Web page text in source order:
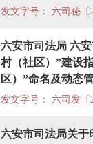
发文字号： 六司秘〔
六安市司法局 六
村（社区）”建设
区）”命名及动态
发文字号： 六司发〔
六安市司法局关